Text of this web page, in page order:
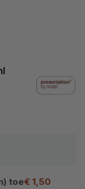
toe€ 1,50